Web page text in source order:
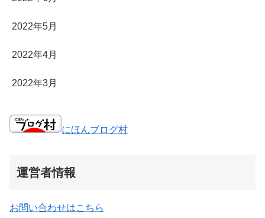
2022年5月
2022年4月
2022年3月
にほんブログ村
運営者情報
お問い合わせはこちら